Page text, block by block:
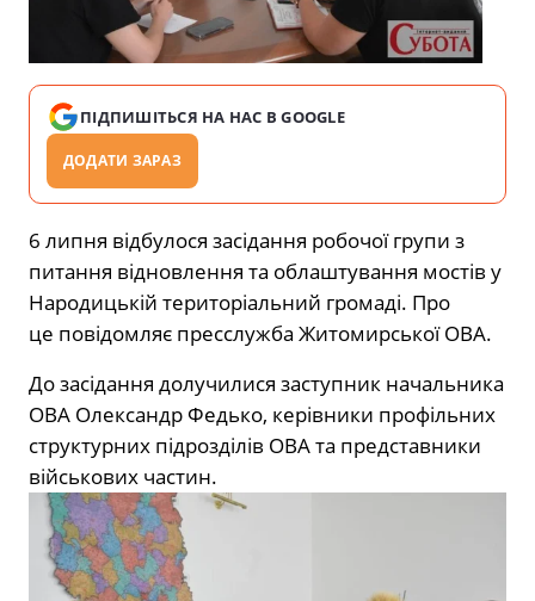
ПІДПИШІТЬСЯ НА НАС В GOOGLE
ДОДАТИ ЗАРАЗ
6 липня відбулося засідання робочої групи з
питання відновлення та облаштування мостів у
Народицькій територіальний громаді. Про
це повідомляє пресслужба Житомирської ОВА.
До засідання долучилися заступник начальника
ОВА Олександр Федько, керівники профільних
структурних підрозділів ОВА та представники
військових частин.